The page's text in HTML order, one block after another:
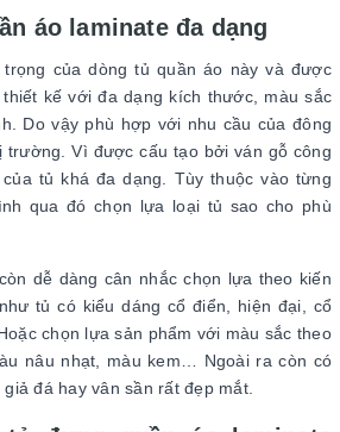
áo laminate đa dạng
của dòng tủ quần áo này và được
kế với đa dạng kích thước, màu sắc
Do vậy phù hợp với nhu cầu của đông
trường. Vì được cấu tạo bởi ván gỗ công
tủ khá đa dạng. Tùy thuộc vào từng
qua đó chọn lựa loại tủ sao cho phù
dễ dàng cân nhắc chọn lựa theo kiến
tủ có kiểu dáng cổ điển, hiện đại, cổ
chọn lựa sản phẩm với màu sắc theo
nâu nhạt, màu kem… Ngoài ra còn có
đá hay vân sần rất đẹp mắt.